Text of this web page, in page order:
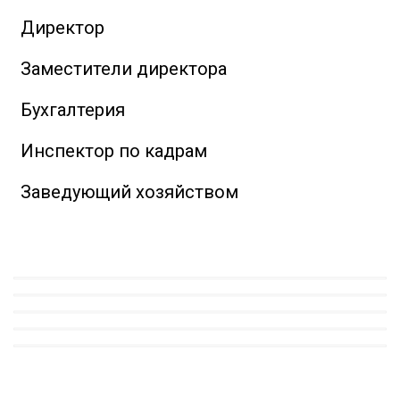
Директор
Заместители директора
Бухгалтерия
Инспектор по кадрам
Заведующий хозяйством